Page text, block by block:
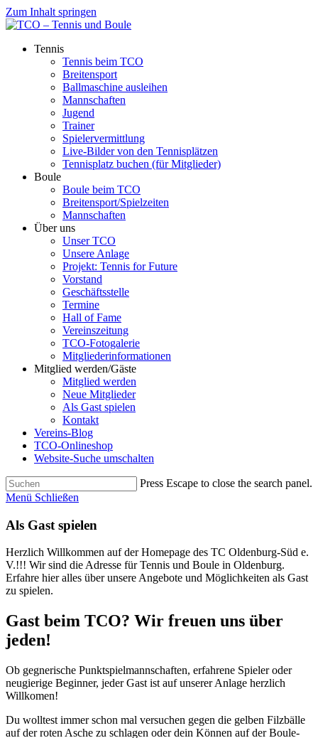
Zum Inhalt springen
Tennis
Tennis beim TCO
Breitensport
Ballmaschine ausleihen
Mannschaften
Jugend
Trainer
Spielervermittlung
Live-Bilder von den Tennisplätzen
Tennisplatz buchen (für Mitglieder)
Boule
Boule beim TCO
Breitensport/Spielzeiten
Mannschaften
Über uns
Unser TCO
Unsere Anlage
Projekt: Tennis for Future
Vorstand
Geschäftsstelle
Termine
Hall of Fame
Vereinszeitung
TCO-Fotogalerie
Mitgliederinformationen
Mitglied werden/Gäste
Mitglied werden
Neue Mitglieder
Als Gast spielen
Kontakt
Vereins-Blog
TCO-Onlineshop
Website-Suche umschalten
Press Escape to close the search panel.
Menü Schließen
Als Gast spielen
Herzlich Willkommen auf der Homepage des TC Oldenburg-Süd e.
V.!!! Wir sind die Adresse für Tennis und Boule in Oldenburg.
Erfahre hier alles über unsere Angebote und Möglichkeiten als Gast
zu spielen.
Gast beim TCO? Wir freuen uns über
jeden!
Ob gegnerische Punktspielmannschaften, erfahrene Spieler oder
neugierige Beginner, jeder Gast ist auf unserer Anlage herzlich
Willkomen!
Du wolltest immer schon mal versuchen gegen die gelben Filzbälle
auf der roten Asche zu schlagen oder dein Können auf der Boule-